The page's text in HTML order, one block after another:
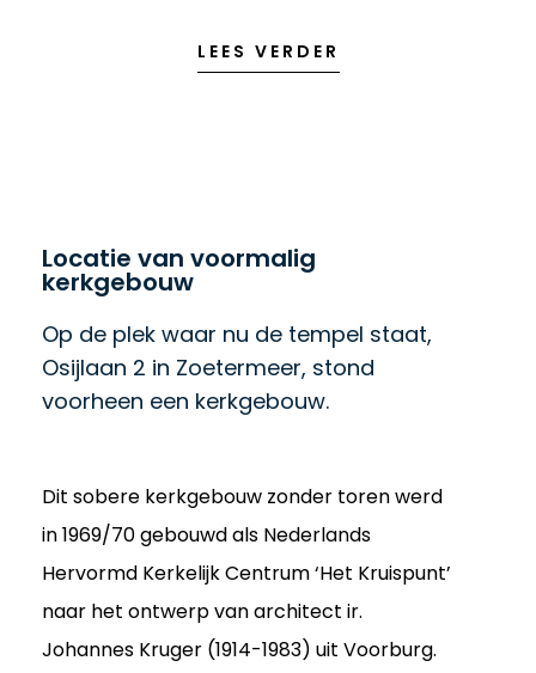
LEES VERDER
Locatie van voormalig
kerkgebouw
Op de plek waar nu de tempel staat,
Osijlaan 2 in Zoetermeer, stond
voorheen een kerkgebouw.
Dit sobere kerkgebouw zonder toren werd
in 1969/70 gebouwd als Nederlands
Hervormd Kerkelijk Centrum ‘Het Kruispunt’
naar het ontwerp van architect ir.
Johannes Kruger (1914-1983) uit Voorburg.